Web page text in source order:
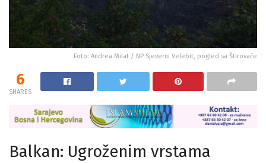
Foto: Andrea Milat / NP Sjeverni Velebit, pogled sa Štirovače
6
SHARES
Balkan: Ugroženim vrstama